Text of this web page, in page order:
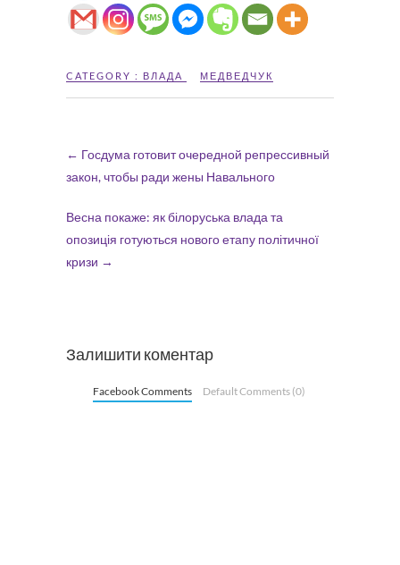
CATEGORY : ВЛАДА МЕДВЕДЧУК
← Госдума готовит очередной репрессивный
закон, чтобы ради жены Навального
Весна покаже: як білоруська влада та
опозиція готуються нового етапу політичної
кризи →
Залишити коментар
Facebook Comments Default Comments (0)